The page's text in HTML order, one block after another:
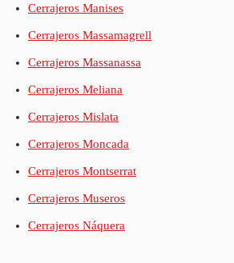
Cerrajeros Manises
Cerrajeros Massamagrell
Cerrajeros Massanassa
Cerrajeros Meliana
Cerrajeros Mislata
Cerrajeros Moncada
Cerrajeros Montserrat
Cerrajeros Museros
Cerrajeros Náquera